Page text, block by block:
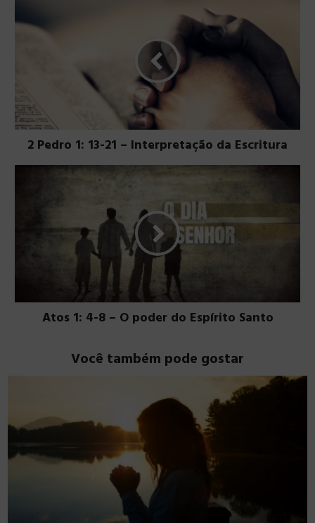
2 Pedro 1: 13-21 – Interpretação da Escritura
Atos 1: 4-8 – O poder do Espírito Santo
Você também pode gostar